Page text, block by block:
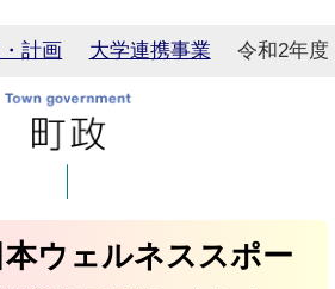
計画 大学連携事業 令和2年
ウェルネススポー